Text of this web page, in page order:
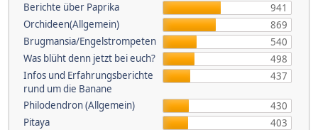
Berichte über Paprika
941
Orchideen(Allgemein)
869
Brugmansia/Engelstrompeten
540
Was blüht denn jetzt bei euch?
498
Infos und Erfahrungsberichte
rund um die Banane
437
Philodendron (Allgemein)
430
Pitaya
403